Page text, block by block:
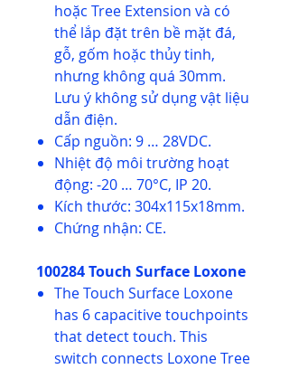
hoặc Tree Extension và có
thể lắp đặt trên bề mặt đá,
gỗ, gốm hoặc thủy tinh,
nhưng không quá 30mm.
Lưu ý không sử dụng vật liệu
dẫn điện.
Cấp nguồn: 9 … 28VDC.
Nhiệt độ môi trường hoạt
động: -20 … 70°C, IP 20.
Kích thước: 304x115x18mm.
Chứng nhận: CE.
100284 Touch Surface Loxone
The Touch Surface Loxone
has 6 capacitive touchpoints
that detect touch. This
switch connects Loxone Tree